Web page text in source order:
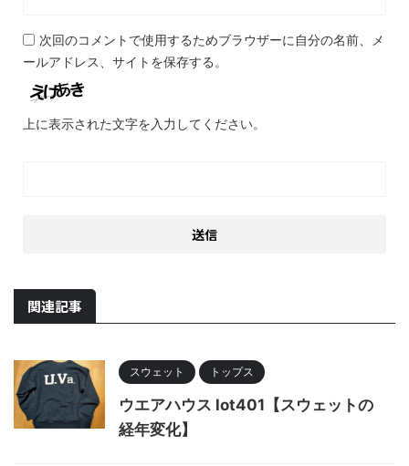
次回のコメントで使用するためブラウザーに自分の名前、メ
ールアドレス、サイトを保存する。
上に表示された文字を入力してください。
関連記事
スウェット トップス
ウエアハウス lot401【スウェットの
経年変化】